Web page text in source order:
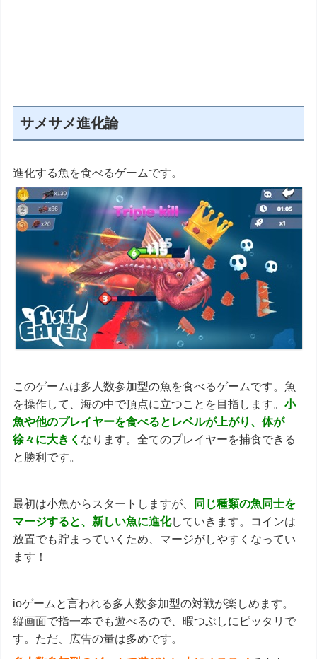
サメサメ進化論
進化する魚を食べるゲームです。
このゲームは多人数参加型の魚を食べるゲームです。魚
を操作して、海の中で頂点に立つことを目指します。小
魚や他のプレイヤーを食べるとレベルが上がり、体が
徐々に大きく なります。全てのプレイヤーを捕食できる
と勝利です。
最初は小魚からスタートしますが、
同じ種類の魚同士を
マージすると、新しい魚に進化していきます。コインは
放置でも貯まっていくため、マージがしやすくなってい
ます！
ioゲームと言われる多人数参加型の対戦が楽しめます。
縦画面で指一本でも遊べるので、暇つぶしにピッタリで
す。ただ、広告の量は多めです。